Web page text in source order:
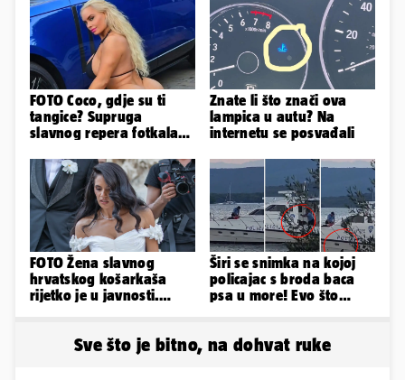
FOTO Coco, gdje su ti
tangice? Supruga
slavnog repera fotkala
sve
Znate li što znači ova
lampica u autu? Na
internetu se posvađali
FOTO Žena slavnog
hrvatskog košarkaša
rijetko je u javnosti.
Širi se snimka na kojoj
policajac s broda baca
psa u more! Evo što
Sve što je bitno, na dohvat ruke